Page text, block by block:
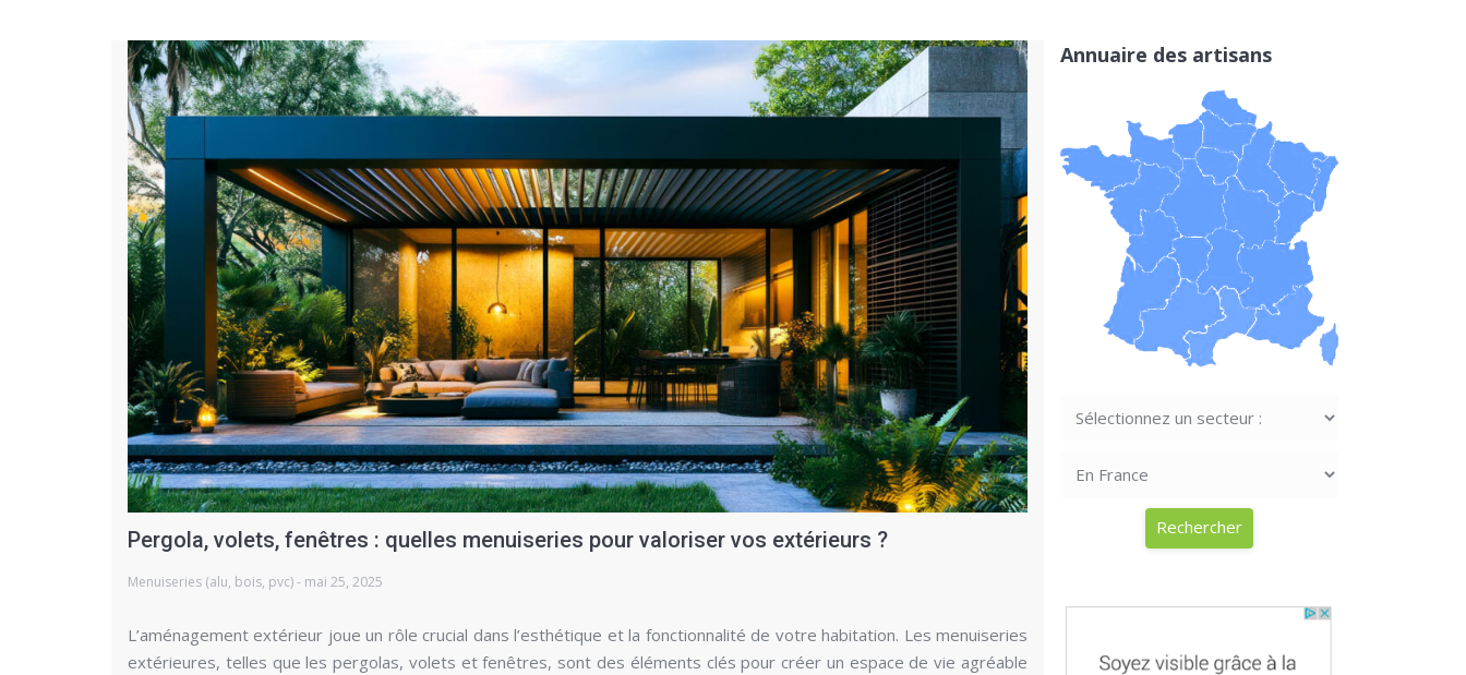
Pergola, volets, fenêtres : quelles menuiseries pour valoriser vos extérieurs ?
Menuiseries (alu, bois, pvc) - mai 25, 2025
L’aménagement extérieur joue un rôle crucial dans l’esthétique et la fonctionnalité de votre habitation. Les menuiseries
extérieures, telles que les pergolas, volets et fenêtres, sont des éléments clés pour créer un espace de vie agréable
Annuaire des artisans